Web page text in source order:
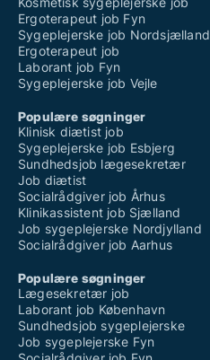
Ergoterapeut job Fyn
Sygeplejerske job Nordsjælland
Ergoterapeut job
Laborant job Fyn
Sygeplejerske job Vejle
Populære søgninger
Klinisk diætist job
Sygeplejerske job Esbjerg
Sundhedsjob lægesekretær
Job diætist
Socialrådgiver job Århus
Klinikassistent job Sjælland
Job sygeplejerske Nordjylland
Socialrådgiver job Aarhus
Populære søgninger
Lægesekretær job
Laborant job København
Sundhedsjob sygeplejerske
Job sygeplejerske Fyn